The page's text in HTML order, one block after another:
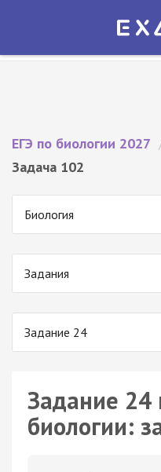
Экзамер — ЕГЭ
ЕГЭ по биологии 2027
Задача 102
Биология
Задания
Задание 24
Задание 24
биологии: